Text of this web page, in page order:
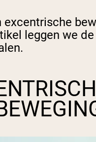
leggen we